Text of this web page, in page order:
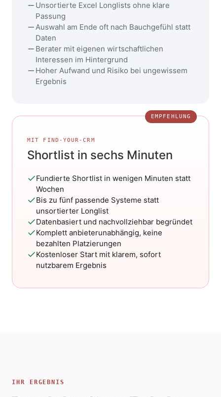
Unsortierte Excel Longlists ohne klare
Passung
Auswahl am Ende oft nach Bauchgefühl statt
Daten
Berater mit eigenen wirtschaftlichen
Interessen im Hintergrund
Hoher Aufwand und Risiko bei ungewissem
Ergebnis
MIT FIND-YOUR-CRM
Shortlist in sechs Minuten
Fundierte Shortlist in wenigen Minuten statt
Wochen
Bis zu fünf passende Systeme statt
unsortierter Longlist
Datenbasiert und nachvollziehbar begründet
Komplett anbieterunabhängig, keine
bezahlten Platzierungen
Kostenloser Start mit klarem, sofort
nutzbarem Ergebnis
IHR ERGEBNIS